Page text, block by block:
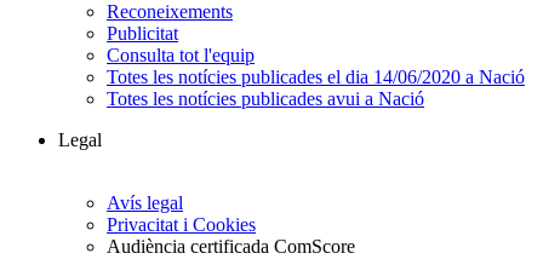
Reconeixements
Publicitat
Consulta tot l'equip
Totes les notícies publicades el dia 14/06/2020 a Nació
Totes les notícies publicades avui a Nació
Legal
Avís legal
Privacitat i Cookies
Audiència certificada ComScore